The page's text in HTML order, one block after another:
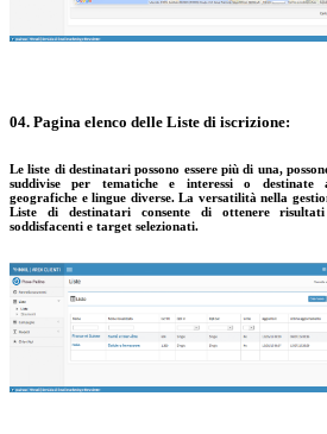
04. Pagina elenco delle Liste di iscrizione:
Le liste di destinatari possono essere più di una,
suddivise per tematiche e interessi o destinate
geografiche e lingue diverse. La versatilità nella
Liste di destinatari consente di ottenere
soddisfacenti e target selezionati.